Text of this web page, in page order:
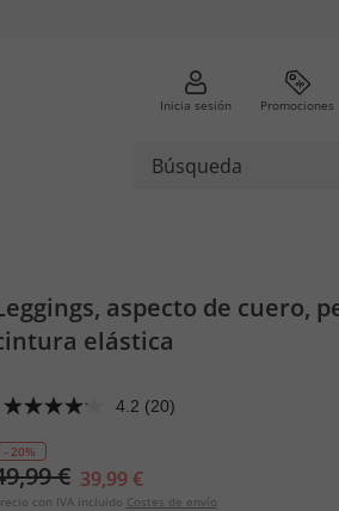
Inicia sesión Promociones
aspecto de cuero,
elástica
4.2 (20)
- 20%
€ 39,99 €
con IVA incluido Costes de envío